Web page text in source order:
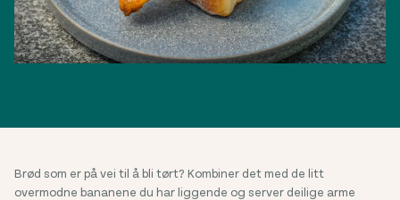
Brød som er på vei til å bli tørt? Kombiner det med de litt
overmodne bananene du har liggende og server deilige arme